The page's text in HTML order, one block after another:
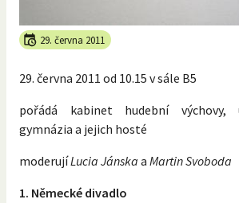
29. června 2011
29. června 2011 od 10.15 v sále B5
pořádá kabinet hudební výchovy,
gymnázia a jejich hosté
moderujíLucia Jánska a Martin Svoboda
1. Německé divadlo